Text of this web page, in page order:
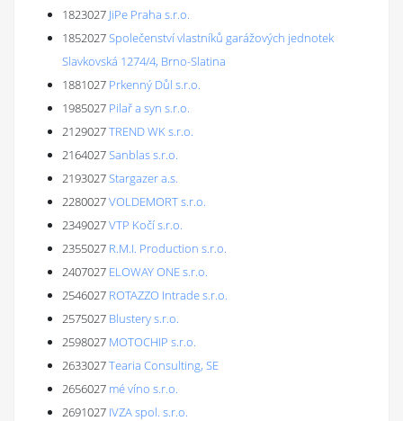
1823027 JiPe Praha s.r.o.
1852027Společenství vlastníků garážových jednotek
Slavkovská 1274/4, Brno-Slatina
1881027 Prkenný Důl s.r.o.
1985027 Pilař a syn s.r.o.
2129027TREND WK s.r.o.
2164027Sanblas s.r.o.
2193027Stargazer a.s.
2280027VOLDEMORT s.r.o.
2349027VTP Kočí s.r.o.
2355027 R.M.I. Production s.r.o.
2407027 ELOWAY ONE s.r.o.
2546027 ROTAZZO Intrade s.r.o.
2575027 Blustery s.r.o.
2598027 MOTOCHIP s.r.o.
2633027Tearia Consulting, SE
2656027 mé víno s.r.o.
2691027 IVZA spol. s.r.o.